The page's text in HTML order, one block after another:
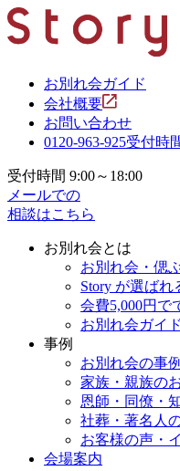
お別れ会ガイド
会社概要
お問い合わせ
0120-963-925受付時
受付時間 9:00～18:00
メールでの
相談はこちら
お別れ会とは
お別れ会・偲
Story が選ばれ
会費5,000円で
お別れ会ガイド
事例
お別れ会の事
家族・親族の
恩師・同僚・
社葬・著名人
お客様の声・
会場案内